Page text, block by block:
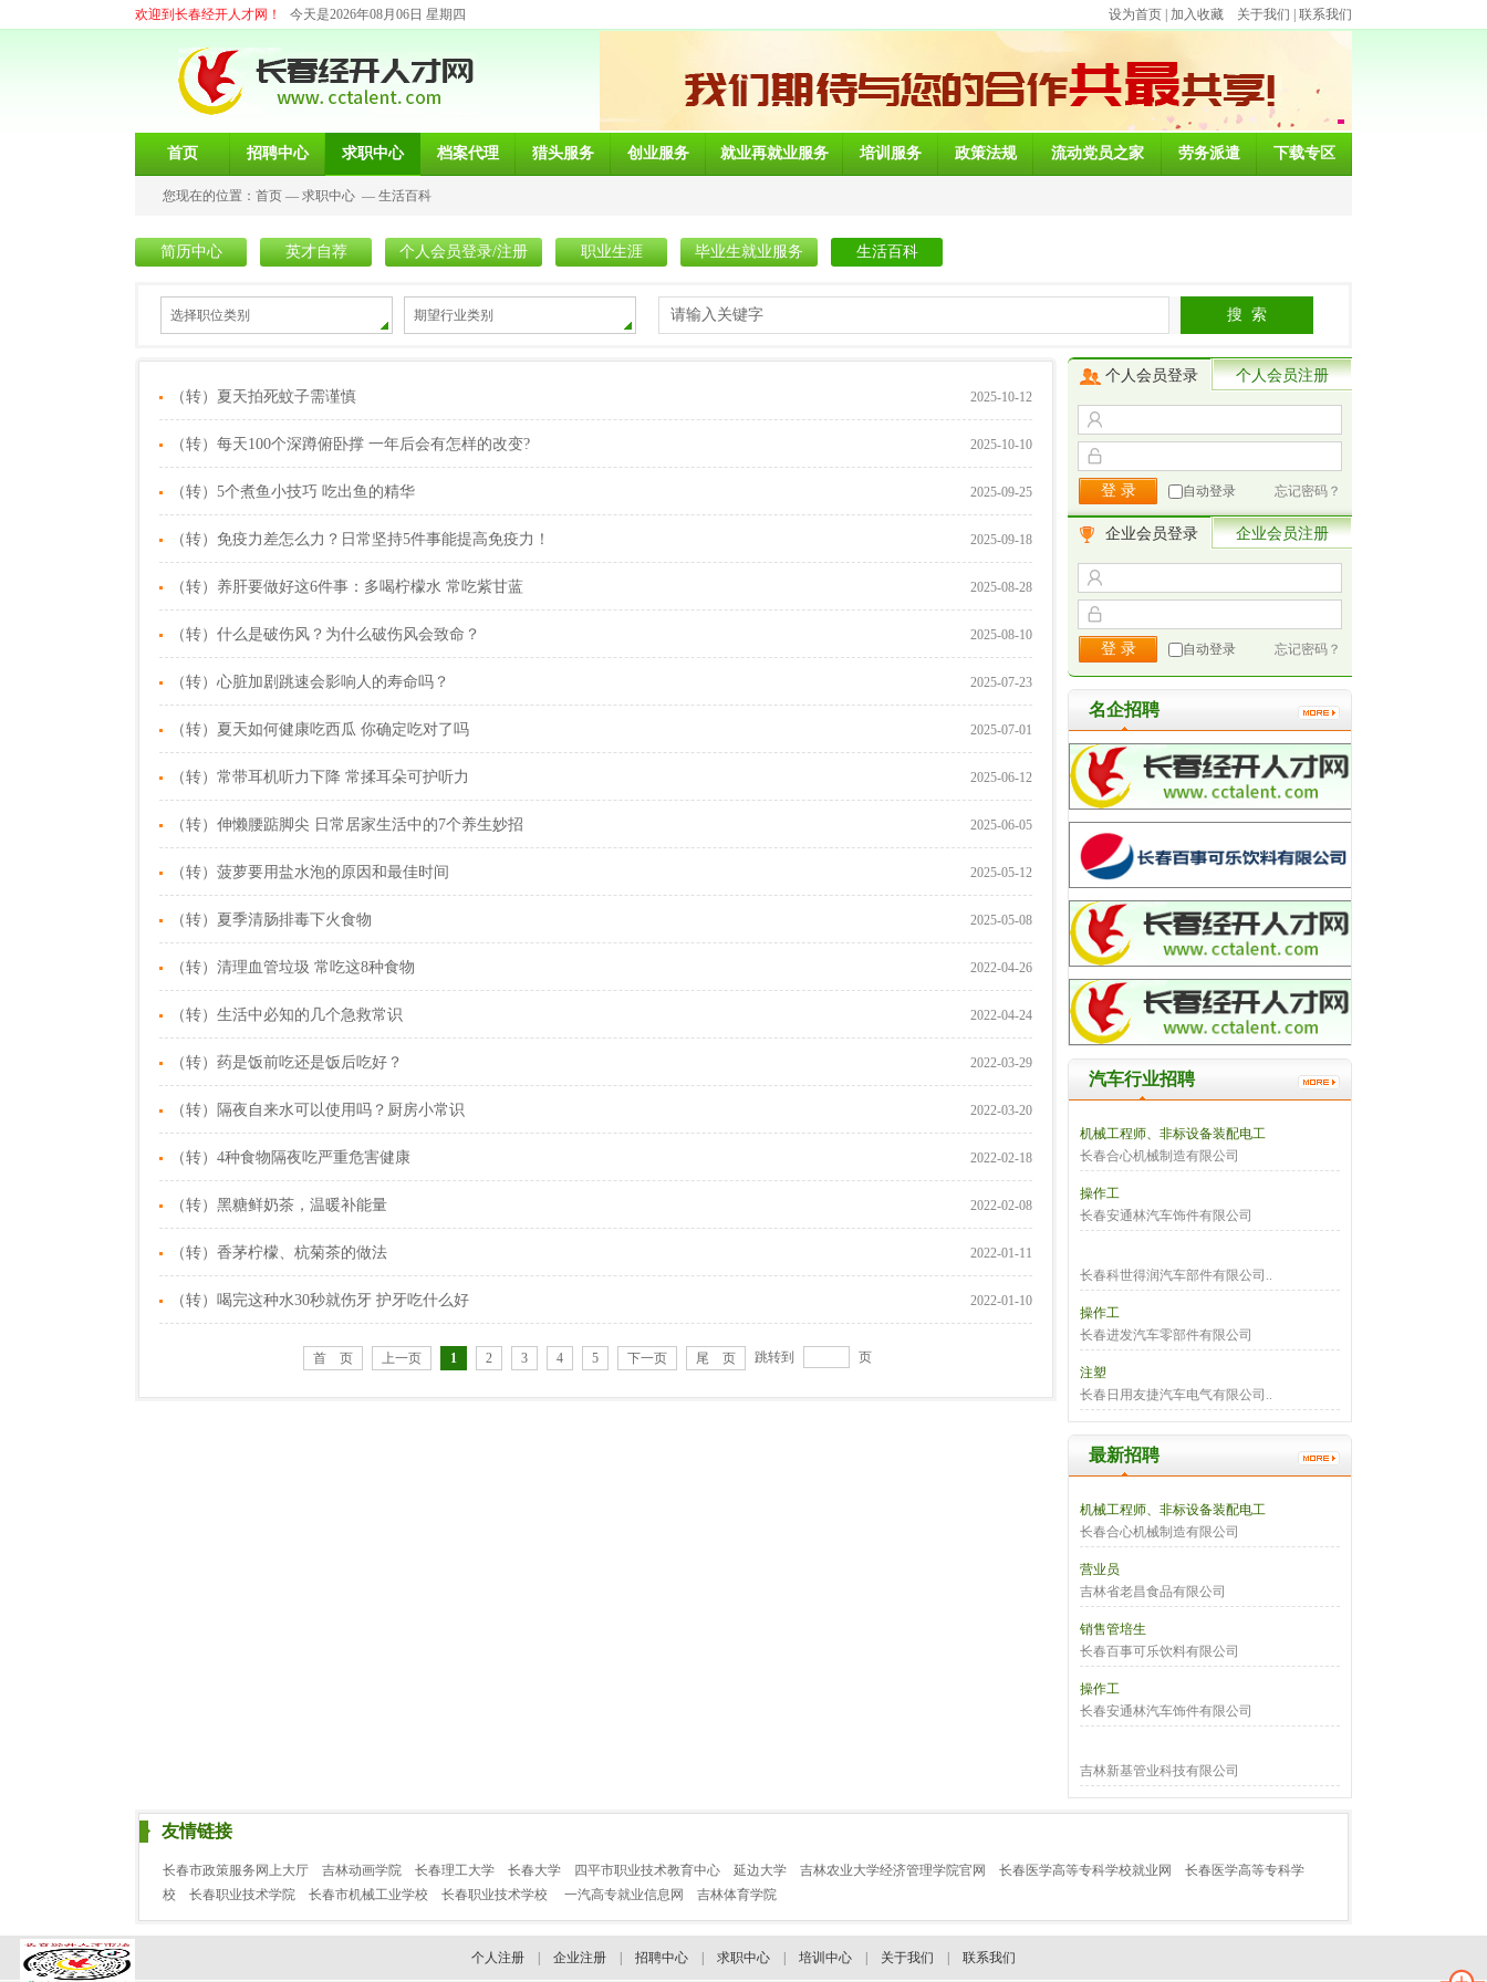
欢迎到长春经开人才网！ 今天是2026年08月06日 星期四 设为首页 加入收藏 关于我们 联系我们
首页 招聘中心 求职中心 档案代理 猎头服务 创业服务 就业再就业服务 培训服务 政策法规 流动党员之家 劳务派遣 下载专区
您现在的位置： 首页 — 求职中心 — 生活百科
简历中心 英才自荐 个人会员登录/注册 职业生涯 毕业生就业服务 生活百科
选择职位类别 期望行业类别 请输入关键字
（转）夏天拍死蚊子需谨慎 2025-10-12
（转）每天100个深蹲俯卧撑 一年后会有怎样的改变? 2025-10-10
（转）5个煮鱼小技巧 吃出鱼的精华 2025-09-25
（转）免疫力差怎么力？日常坚持5件事能提高免疫力！ 2025-09-18
（转）养肝要做好这6件事：多喝柠檬水 常吃紫甘蓝 2025-08-28
（转）什么是破伤风？为什么破伤风会致命？ 2025-08-10
（转）心脏加剧跳速会影响人的寿命吗？ 2025-07-23
（转）夏天如何健康吃西瓜 你确定吃对了吗 2025-07-01
（转）常带耳机听力下降 常揉耳朵可护听力 2025-06-12
（转）伸懒腰踮脚尖 日常居家生活中的7个养生妙招 2025-06-05
（转）菠萝要用盐水泡的原因和最佳时间 2025-05-12
（转）夏季清肠排毒下火食物 2025-05-08
（转）清理血管垃圾 常吃这8种食物 2022-04-26
（转）生活中必知的几个急救常识 2022-04-24
（转）药是饭前吃还是饭后吃好？ 2022-03-29
（转）隔夜自来水可以使用吗？厨房小常识 2022-03-20
（转）4种食物隔夜吃严重危害健康 2022-02-18
（转）黑糖鲜奶茶，温暖补能量 2022-02-08
（转）香茅柠檬、杭菊茶的做法 2022-01-11
（转）喝完这种水30秒就伤牙 护牙吃什么好 2022-01-10
首 页 上一页 1 2 3 4 5 下一页 尾 页 跳转到 页
个人会员登录 个人会员注册
自动登录 忘记密码？
企业会员登录 企业会员注册
自动登录 忘记密码？
名企招聘
汽车行业招聘
机械工程师、非标设备装配电工
长春合心机械制造有限公司
操作工
长春安通林汽车饰件有限公司
长春科世得润汽车部件有限公司..
操作工
长春进发汽车零部件有限公司
注塑
长春日用友捷汽车电气有限公司..
最新招聘
机械工程师、非标设备装配电工
长春合心机械制造有限公司
营业员
吉林省老昌食品有限公司
销售管培生
长春百事可乐饮料有限公司
操作工
长春安通林汽车饰件有限公司
吉林新基管业科技有限公司
友情链接
长春市政策服务网上大厅 吉林动画学院 长春理工大学 长春大学 四平市职业技术教育中心 延边大学 吉林农业大学经济管理学院官网 长春医学高等专科学校就业网
长春医学高等专科学
校
长春职业技术学院 长春市机械工业学校 长春职业技术学校 一汽高专就业信息网 吉林体育学院
个人注册 企业注册 招聘中心 求职中心 培训中心 关于我们 联系我们